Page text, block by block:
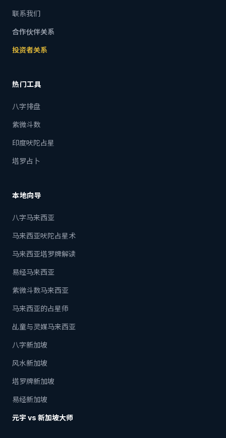
联系我们
合作伙伴关系
投资者关系
热门工具
八字排盘
紫微斗数
印度吠陀占星
塔罗占卜
本地向导
八字马来西亚
马来西亚吠陀占星术
马来西亚塔罗牌解读
易经马来西亚
紫微斗数马来西亚
马来西亚的占星师
乩童与灵媒马来西亚
八字新加坡
风水新加坡
塔罗牌新加坡
易经新加坡
元宇 vs 新加坡大师